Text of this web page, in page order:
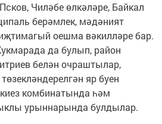
Чиләбе өлкәләре, Байкал
берәмлек, мәдәният
оешма вәкилләре бар.
да булып, район
белән очраштылар,
яр буен
комбинатында һәм
урыннарында булдылар.